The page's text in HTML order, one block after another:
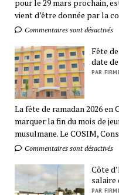
pour le 29 mars prochain,
vient d’être donnée par la
Commentaires sont désactivés
Fête
date
PAR
La fête de ramadan 2026
marquer la fin du mois de
musulmane. Le COSIM,
Commentaires sont désactivés
Côte
salaire
PAR